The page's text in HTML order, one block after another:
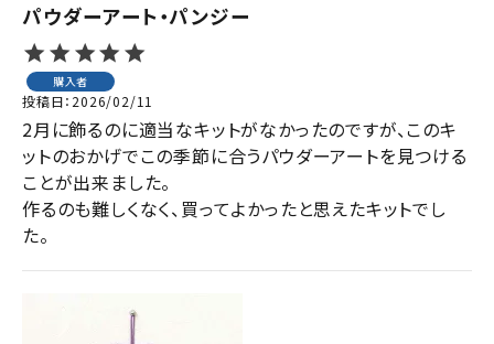
パウダーアート・パンジー
購入者
投稿日 2026/02/11
2月に飾るのに適当なキットがなかったのですが、このキ
ットのおかげでこの季節に合うパウダーアートを見つける
ことが出来ました。
作るのも難しくなく、買ってよかったと思えたキットでし
た。